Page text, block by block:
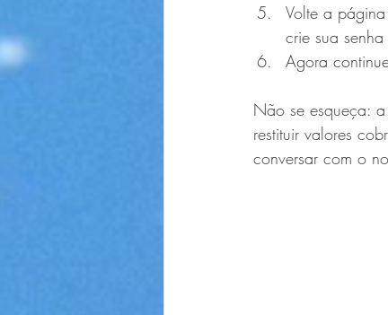
Volte a
crie sua
Agora
Não se esqueça:
restituir valores
conversar com o